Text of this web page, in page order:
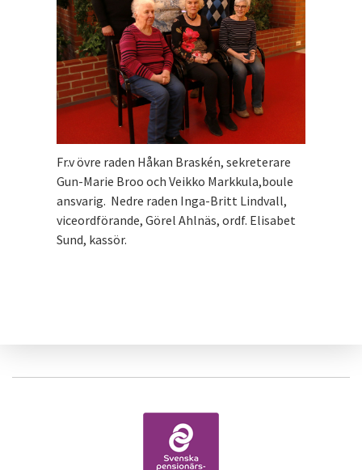
Fr.v övre raden Håkan Braskén, sekreterare
Gun-Marie Broo och Veikko Markkula,boule
ansvarig. Nedre raden Inga-Britt Lindvall,
viceordförande, Görel Ahlnäs, ordf. Elisabet
Sund, kassör.